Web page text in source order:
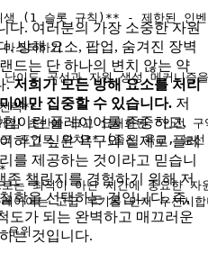
슬롯 규칙)** - 제한된 인벤토
스터하기
이도 곡선과 자원 생성 메커니즘
략**
초반에 크고 요새화된 "안전 구
인트 위치** (좁은 육교, 능선
최적이 아닌 시간에 중요한 자
어는 고급 무기를 먼저 우선시
우위
다. 여러분의 가장 소중한 자원
. 방해 요소, 팝업, 숨겨진 장벽
드는 단 하나의 변치 않는 약
.저희가 모든 방해 요소를 처리
에만 집중할 수 있습니다. 저
이란 플레이어를 존중하고,
하고 싶은 욕구와 실제로 플레
를 제공하는 것이라고 믿습니
존 챌린지를 경험하기 위해 저
학을 선택하는 것입니다. 즉,
도가 되는 완벽하고 매끄러운
는 것입니다.